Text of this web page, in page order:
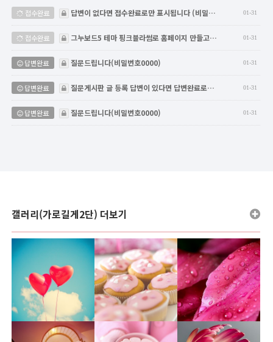
접수완료 답변이 없다면 접수완료로만 표시됩니다 (비밀… 01-31
접수완료
비밀글
그누보드5 테마 핑크블라썸로 홈페이지 만들고… 01-31
답변완료
비밀글
질문드립니다(비밀번호0000) 01-31
답변완료
비밀글
질문게시판 글 등록 답변이 있다면 답변완료로… 01-31
답변완료
비밀글
질문드립니다(비밀번호0000) 01-31
갤러리(가로길게2단) 더보기